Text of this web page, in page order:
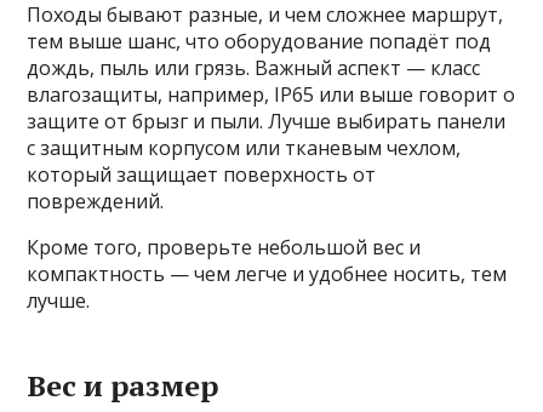
Походы бывают разные, и чем сложнее маршрут,
тем выше шанс, что оборудование попадёт под
дождь, пыль или грязь. Важный аспект — класс
влагозащиты, например, IP65 или выше говорит о
защите от брызг и пыли. Лучше выбирать панели
с защитным корпусом или тканевым чехлом,
который защищает поверхность от
повреждений.
Кроме того, проверьте небольшой вес и
компактность — чем легче и удобнее носить, тем
лучше.
Вес и размер